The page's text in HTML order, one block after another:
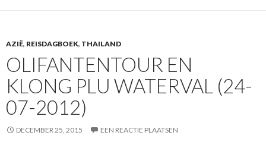
AZIË, REISDAGBOEK, THAILAND
OLIFANTENTOUR EN
KLONG PLU WATERVAL (24-
07-2012)
DECEMBER 25, 2015 EEN REACTIE PLAATSEN